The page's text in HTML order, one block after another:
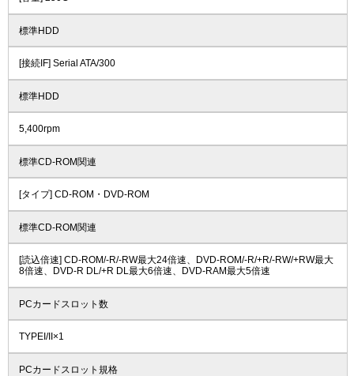
標準HDD
[接続IF] Serial ATA/300
標準HDD
5,400rpm
標準CD-ROM関連
[タイプ] CD-ROM・DVD-ROM
標準CD-ROM関連
[読込倍速] CD-ROM/-R/-RW最大24倍速、DVD-ROM/-R/+R/-RW/+RW最大
8倍速、DVD-R DL/+R DL最大6倍速、DVD-RAM最大5倍速
PCカードスロット数
TYPEI/II×1
PCカードスロット規格